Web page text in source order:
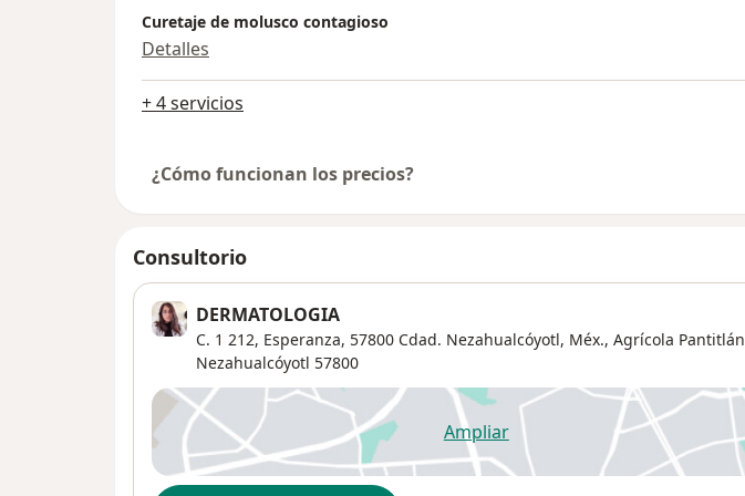
Curetaje de molusco contagioso
Detalles
+ 4 servicios
¿Cómo funcionan los precios?
Consultorio
DERMATOLOGIA
C. 1 212, Esperanza, 57800 Cdad. Nezahualcóyotl, Méx., Agrícola Pantitlán
Nezahualcóyotl 57800
Ampliarse abre en una nueva pestaña